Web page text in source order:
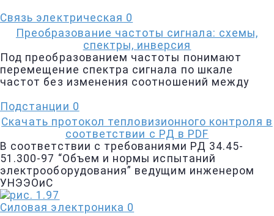
Связь электрическая 0
Преобразование частоты сигнала: схемы,
спектры, инверсия
Под преобразованием частоты понимают
перемещение спектра сигнала по шкале
частот без изменения соотношений между
Подстанции 0
Скачать протокол тепловизионного контроля в
соответствии с РД в PDF
В соответствии с требованиями РД 34.45-
51.300-97 “Объем и нормы испытаний
электрооборудования” ведущим инженером
УНЭЭОиС
Силовая электроника 0